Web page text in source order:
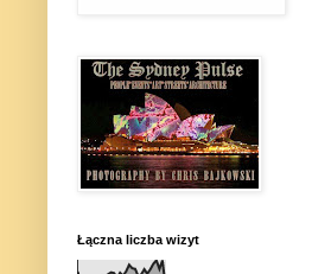
Łączna liczba wizyt